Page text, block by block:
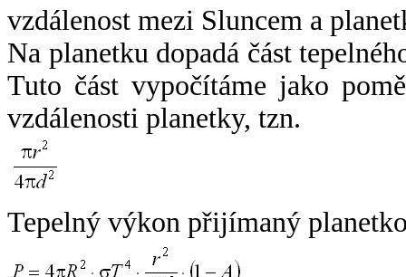
vzdálenost mezi Sluncem a
Na planetku dopadá část
Tuto část vypočítáme jako
vzdálenosti planetky, tzn.
Tepelný výkon přijímaný